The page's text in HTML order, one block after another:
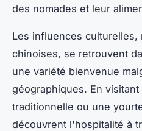
des nomades et leur
Les influences culturelles,
chinoises, se retrouvent
une variété bienvenue
géographiques. En visitant
traditionnelle ou une
découvrent l'hospitalité à